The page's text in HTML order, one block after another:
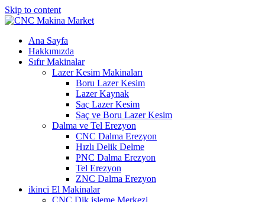
Skip to content
Ana Sayfa
Hakkımızda
Sıfır Makinalar
Lazer Kesim Makinaları
Boru Lazer Kesim
Lazer Kaynak
Saç Lazer Kesim
Saç ve Boru Lazer Kesim
Dalma ve Tel Erezyon
CNC Dalma Erezyon
Hızlı Delik Delme
PNC Dalma Erezyon
Tel Erezyon
ZNC Dalma Erezyon
ikinci El Makinalar
CNC Dik işleme Merkezi